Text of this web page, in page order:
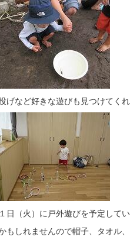
など好きな遊びも見つけてくれ
（火）に戸外遊びを予定してい
しれませんので帽子、タオル